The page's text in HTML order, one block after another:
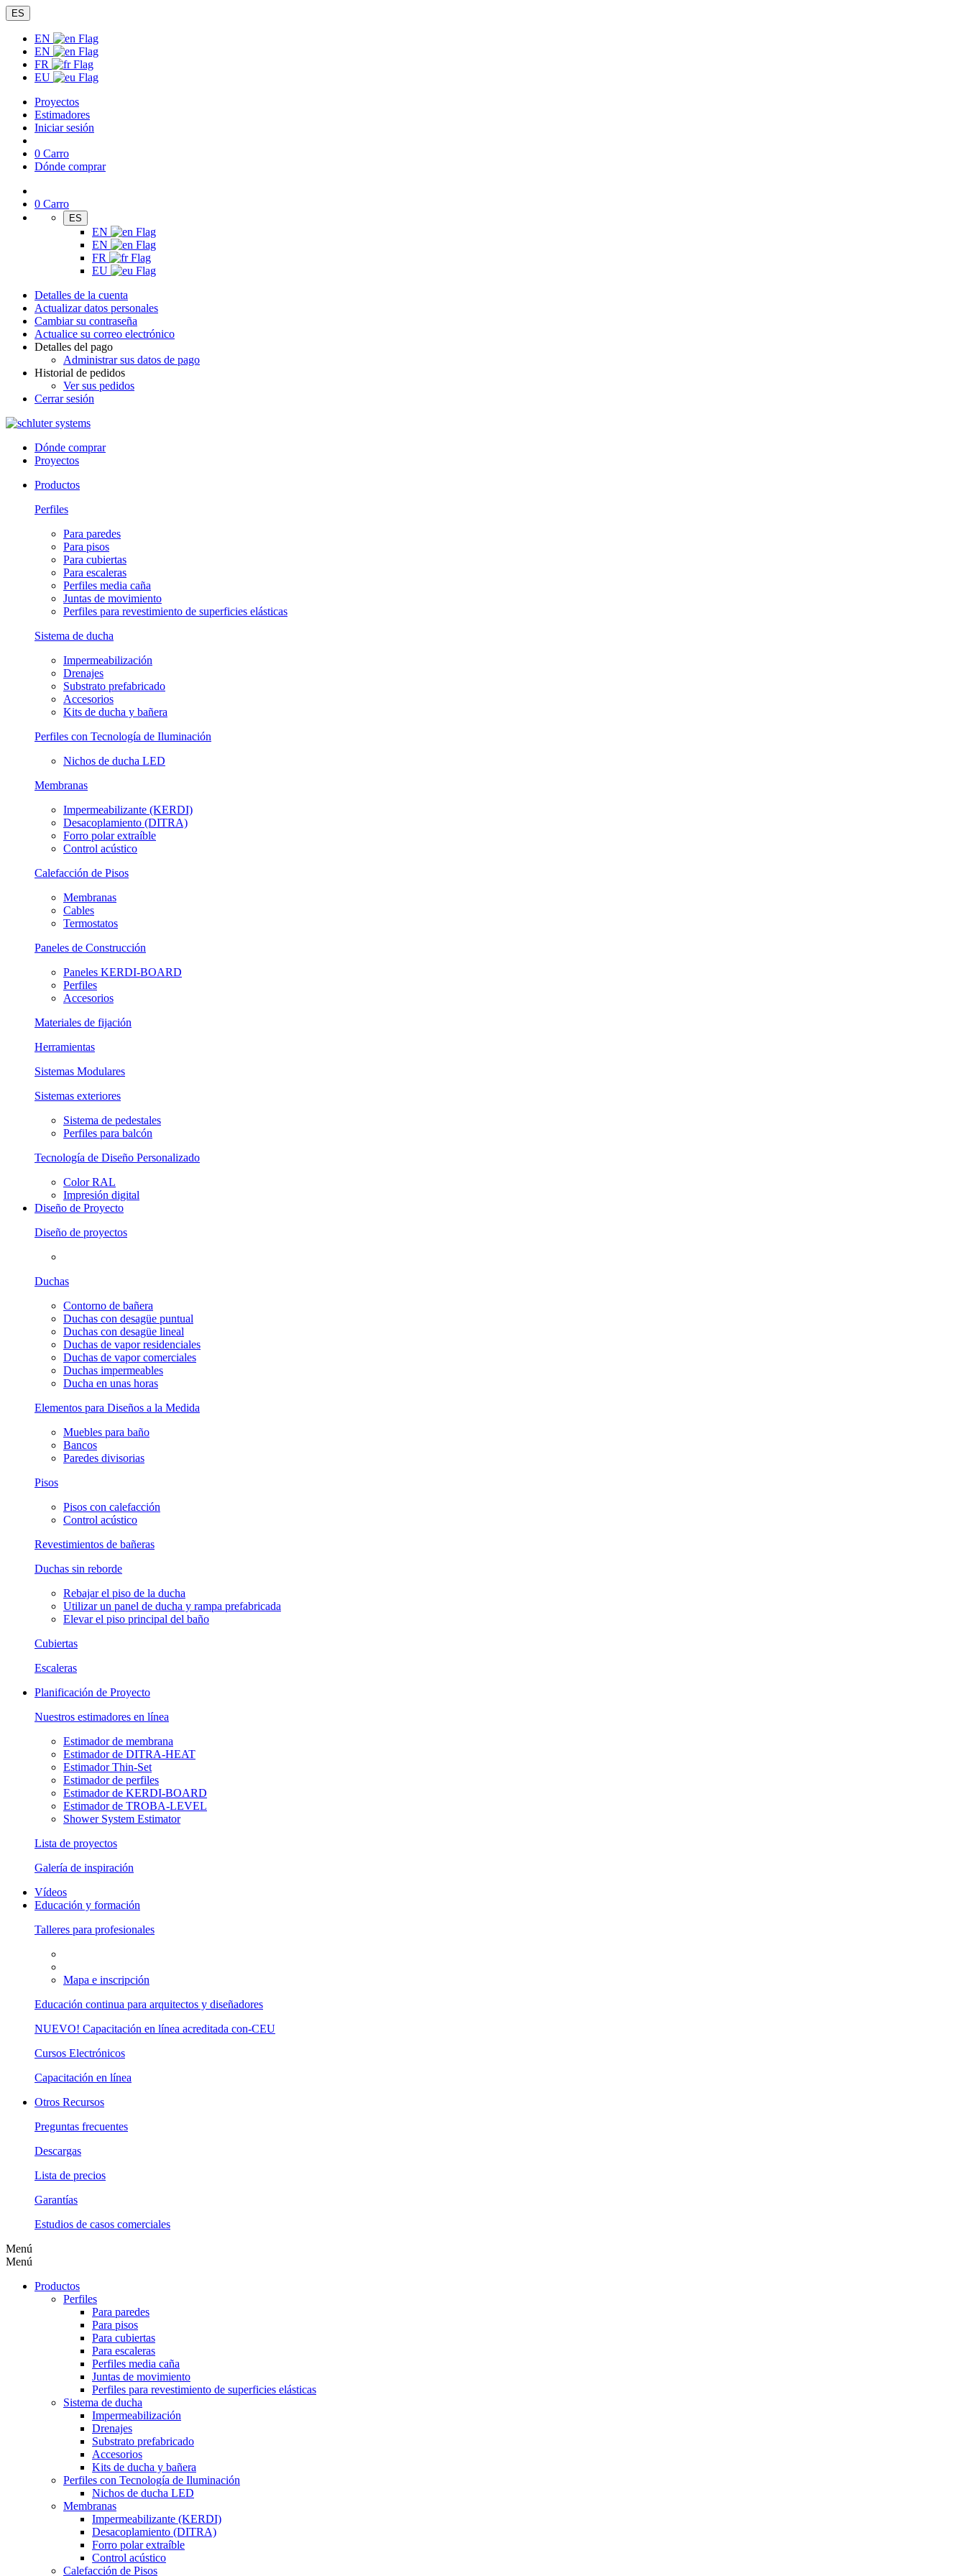
ES
EN
EN
FR
EU
Proyectos
Estimadores
Iniciar sesión
0 Carro
Dónde comprar
0 Carro
ES
EN
EN
FR
EU
Detalles de la cuenta
Actualizar datos personales
Cambiar su contraseña
Actualice su correo electrónico
Detalles del pago
Administrar sus datos de pago
Historial de pedidos
Ver sus pedidos
Cerrar sesión
Dónde comprar
Proyectos
Productos
Perfiles
Para paredes
Para pisos
Para cubiertas
Para escaleras
Perfiles media caña
Juntas de movimiento
Perfiles para revestimiento de superficies elásticas
Sistema de ducha
Impermeabilización
Drenajes
Substrato prefabricado
Accesorios
Kits de ducha y bañera
Perfiles con Tecnología de Iluminación
Nichos de ducha LED
Membranas
Impermeabilizante (KERDI)
Desacoplamiento (DITRA)
Forro polar extraíble
Control acústico
Calefacción de Pisos
Membranas
Cables
Termostatos
Paneles de Construcción
Paneles KERDI-BOARD
Perfiles
Accesorios
Materiales de fijación
Herramientas
Sistemas Modulares
Sistemas exteriores
Sistema de pedestales
Perfiles para balcón
Tecnología de Diseño Personalizado
Color RAL
Impresión digital
Diseño de Proyecto
Diseño de proyectos
Duchas
Contorno de bañera
Duchas con desagüe puntual
Duchas con desagüe lineal
Duchas de vapor residenciales
Duchas de vapor comerciales
Duchas impermeables
Ducha en unas horas
Elementos para Diseños a la Medida
Muebles para baño
Bancos
Paredes divisorias
Pisos
Pisos con calefacción
Control acústico
Revestimientos de bañeras
Duchas sin reborde
Rebajar el piso de la ducha
Utilizar un panel de ducha y rampa prefabricada
Elevar el piso principal del baño
Cubiertas
Escaleras
Planificación de Proyecto
Nuestros estimadores en línea
Estimador de membrana
Estimador de DITRA-HEAT
Estimador Thin-Set
Estimador de perfiles
Estimador de KERDI-BOARD
Estimador de TROBA-LEVEL
Shower System Estimator
Lista de proyectos
Galería de inspiración
Vídeos
Educación y formación
Talleres para profesionales
Mapa e inscripción
Educación continua para arquitectos y diseñadores
NUEVO! Capacitación en línea acreditada con-CEU
Cursos Electrónicos
Capacitación en línea
Otros Recursos
Preguntas frecuentes
Descargas
Lista de precios
Garantías
Estudios de casos comerciales
Menú
Menú
Productos
Perfiles
Para paredes
Para pisos
Para cubiertas
Para escaleras
Perfiles media caña
Juntas de movimiento
Perfiles para revestimiento de superficies elásticas
Sistema de ducha
Impermeabilización
Drenajes
Substrato prefabricado
Accesorios
Kits de ducha y bañera
Perfiles con Tecnología de Iluminación
Nichos de ducha LED
Membranas
Impermeabilizante (KERDI)
Desacoplamiento (DITRA)
Forro polar extraíble
Control acústico
Calefacción de Pisos